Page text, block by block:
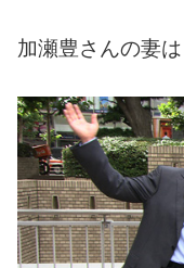
加瀬豊さんの妻